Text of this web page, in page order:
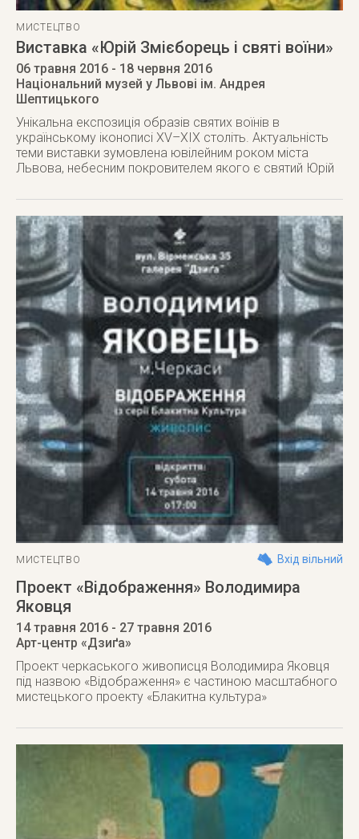
МИСТЕЦТВО
Виставка «Юрій Змієборець і святі воїни»
06 травня 2016 - 18 червня 2016
Національний музей у Львові ім. Андрея
Шептицького
Унікальна експозиція образів святих воїнів в
українському іконописі XV–XIX століть. Актуальність
теми виставки зумовлена ювілейним роком міста
Львова, небесним покровителем якого є святий Юрій
МИСТЕЦТВО Вхід вільний
Проект «Відображення» Володимира
Яковця
14 травня 2016 - 27 травня 2016
Арт-центр «Дзиґа»
Проект черкаського живописця Володимира Яковця
під назвою «Відображення» є частиною масштабного
мистецького проекту «Блакитна культура»